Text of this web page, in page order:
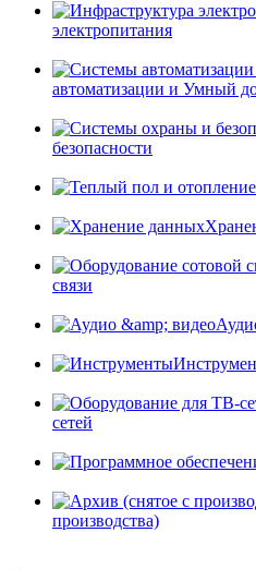
электропитания
автоматизации и Умный
безопасности
связи
сетей
производства)